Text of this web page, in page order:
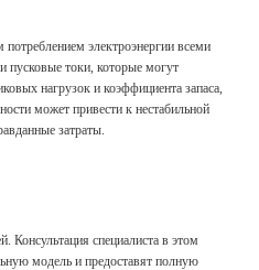
электроэнергии всеми
пусковые токи, которые могут
нагрузок и коэффициента запаса,
может привести к нестабильной
затраты.
специалиста в этом
модель и предоставят полную